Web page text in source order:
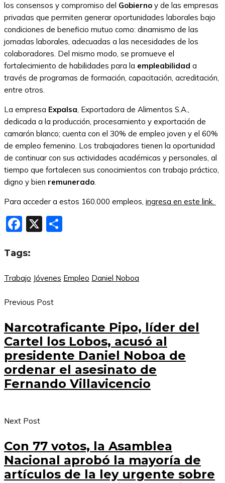
los consensos y compromiso del Gobierno y de las empresas
privadas que permiten generar oportunidades laborales bajo
condiciones de beneficio mutuo como: dinamismo de las
jornadas laborales, adecuadas a las necesidades de los
colaboradores. Del mismo modo, se promueve el
fortalecimiento de habilidades para la empleabilidad a
través de programas de formación, capacitación, acreditación,
entre otros.
La empresa Expalsa, Exportadora de Alimentos S.A.,
dedicada a la producción, procesamiento y exportación de
camarón blanco; cuenta con el 30% de empleo joven y el 60%
de empleo femenino. Los trabajadores tienen la oportunidad
de continuar con sus actividades académicas y personales, al
tiempo que fortalecen sus conocimientos con trabajo práctico,
digno y bien remunerado.
Para acceder a estos 160.000 empleos, ingresa en este link.
Facebook
X
Tags:
Trabajo Jóvenes Empleo Daniel Noboa
Previous Post
Narcotraficante Pipo, líder del
Cartel los Lobos, acusó al
presidente Daniel Noboa de
ordenar el asesinato de
Fernando Villavicencio
Next Post
Con 77 votos, la Asamblea
Nacional aprobó la mayoría de
artículos de la ley urgente sobre